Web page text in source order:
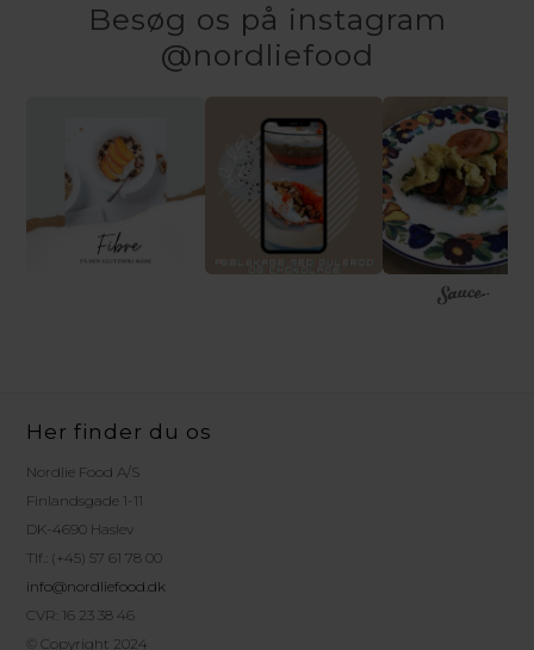
Besøg os på instagram
@nordliefood
Her finder du os
Nordlie Food A/S
Finlandsgade 1-11
DK-4690 Haslev
Tlf.: (+45) 57 61 78 00
info@nordliefood.dk
CVR: 16 23 38 46
© Copyright 2024